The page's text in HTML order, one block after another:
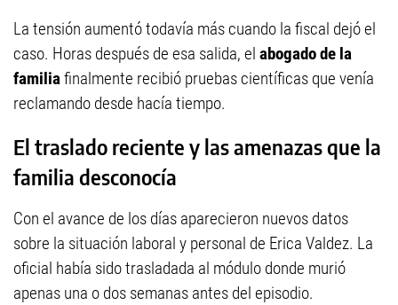
La tensión aumentó todavía más cuando la fiscal dejó el
caso. Horas después de esa salida, el abogado de la
familiafinalmente recibió pruebas científicas que venía
reclamando desde hacía tiempo.
El traslado reciente y las amenazas que la
familia desconocía
Con el avance de los días aparecieron nuevos datos
sobre la situación laboral y personal de Erica Valdez. La
oficial había sido trasladada al módulo donde murió
apenas una o dos semanas antes del episodio.